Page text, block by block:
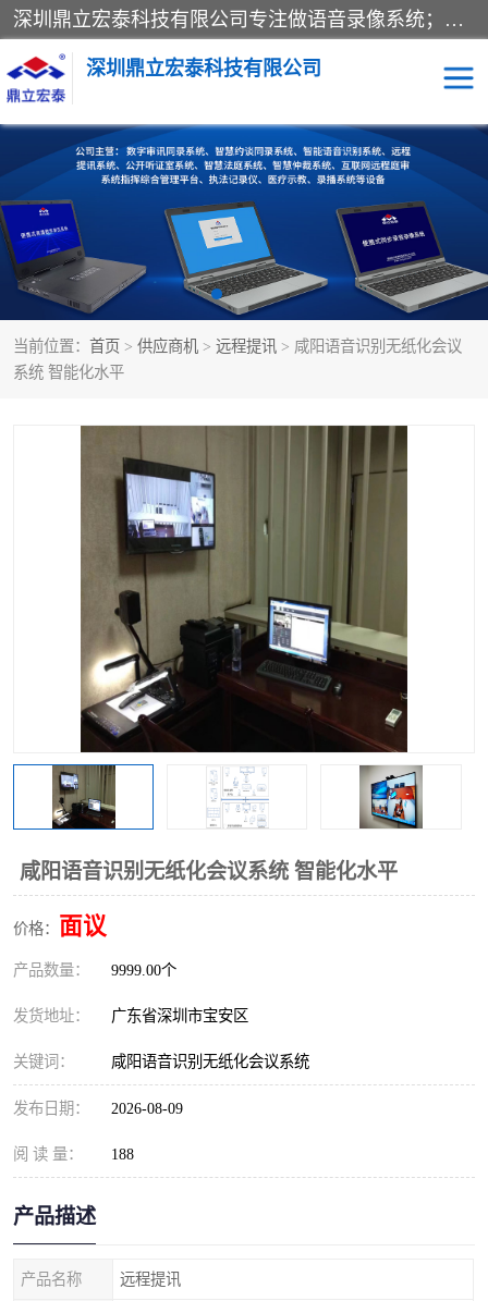
深圳鼎立宏泰科技有限公司专注做语音录像系统；主要服务有：约谈室同步录音录像系统、设计数字询问同步录音录像、数字约谈室同步录音录像、公开听证室、智慧庭审、智能语音识别转写、远程提讯（提审）、记录仪、远程指挥综合管理平台、录播系统等
深圳鼎立宏泰科技有限公司
当前位置： 首页 > 供应商机 > 远程提讯 > 咸阳语音识别无纸化会议
系统 智能化水平
咸阳语音识别无纸化会议系统 智能化水平
价格： 面议
产品数量： 9999.00个
发货地址： 广东省深圳市宝安区
关键词： 咸阳语音识别无纸化会议系统
发布日期： 2026-08-09
阅 读 量： 188
产品描述
产品名称 远程提讯
同步录音录像设备 便携式审讯设备
数字法庭 听证室
远程提讯 语音识别